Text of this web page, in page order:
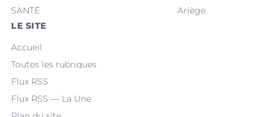
SANTÉ
Ariège
LE SITE
Accueil
Toutes les rubriques
Flux RSS
Flux RSS — La Une